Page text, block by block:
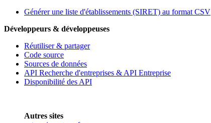
Générer une liste d'établissements (SIRET) au format CSV
Développeurs & développeuses
Réutiliser & partager
Code source
Sources de données
API Recherche d'entreprises & API Entreprise
Disponibilité des API
Autres sites